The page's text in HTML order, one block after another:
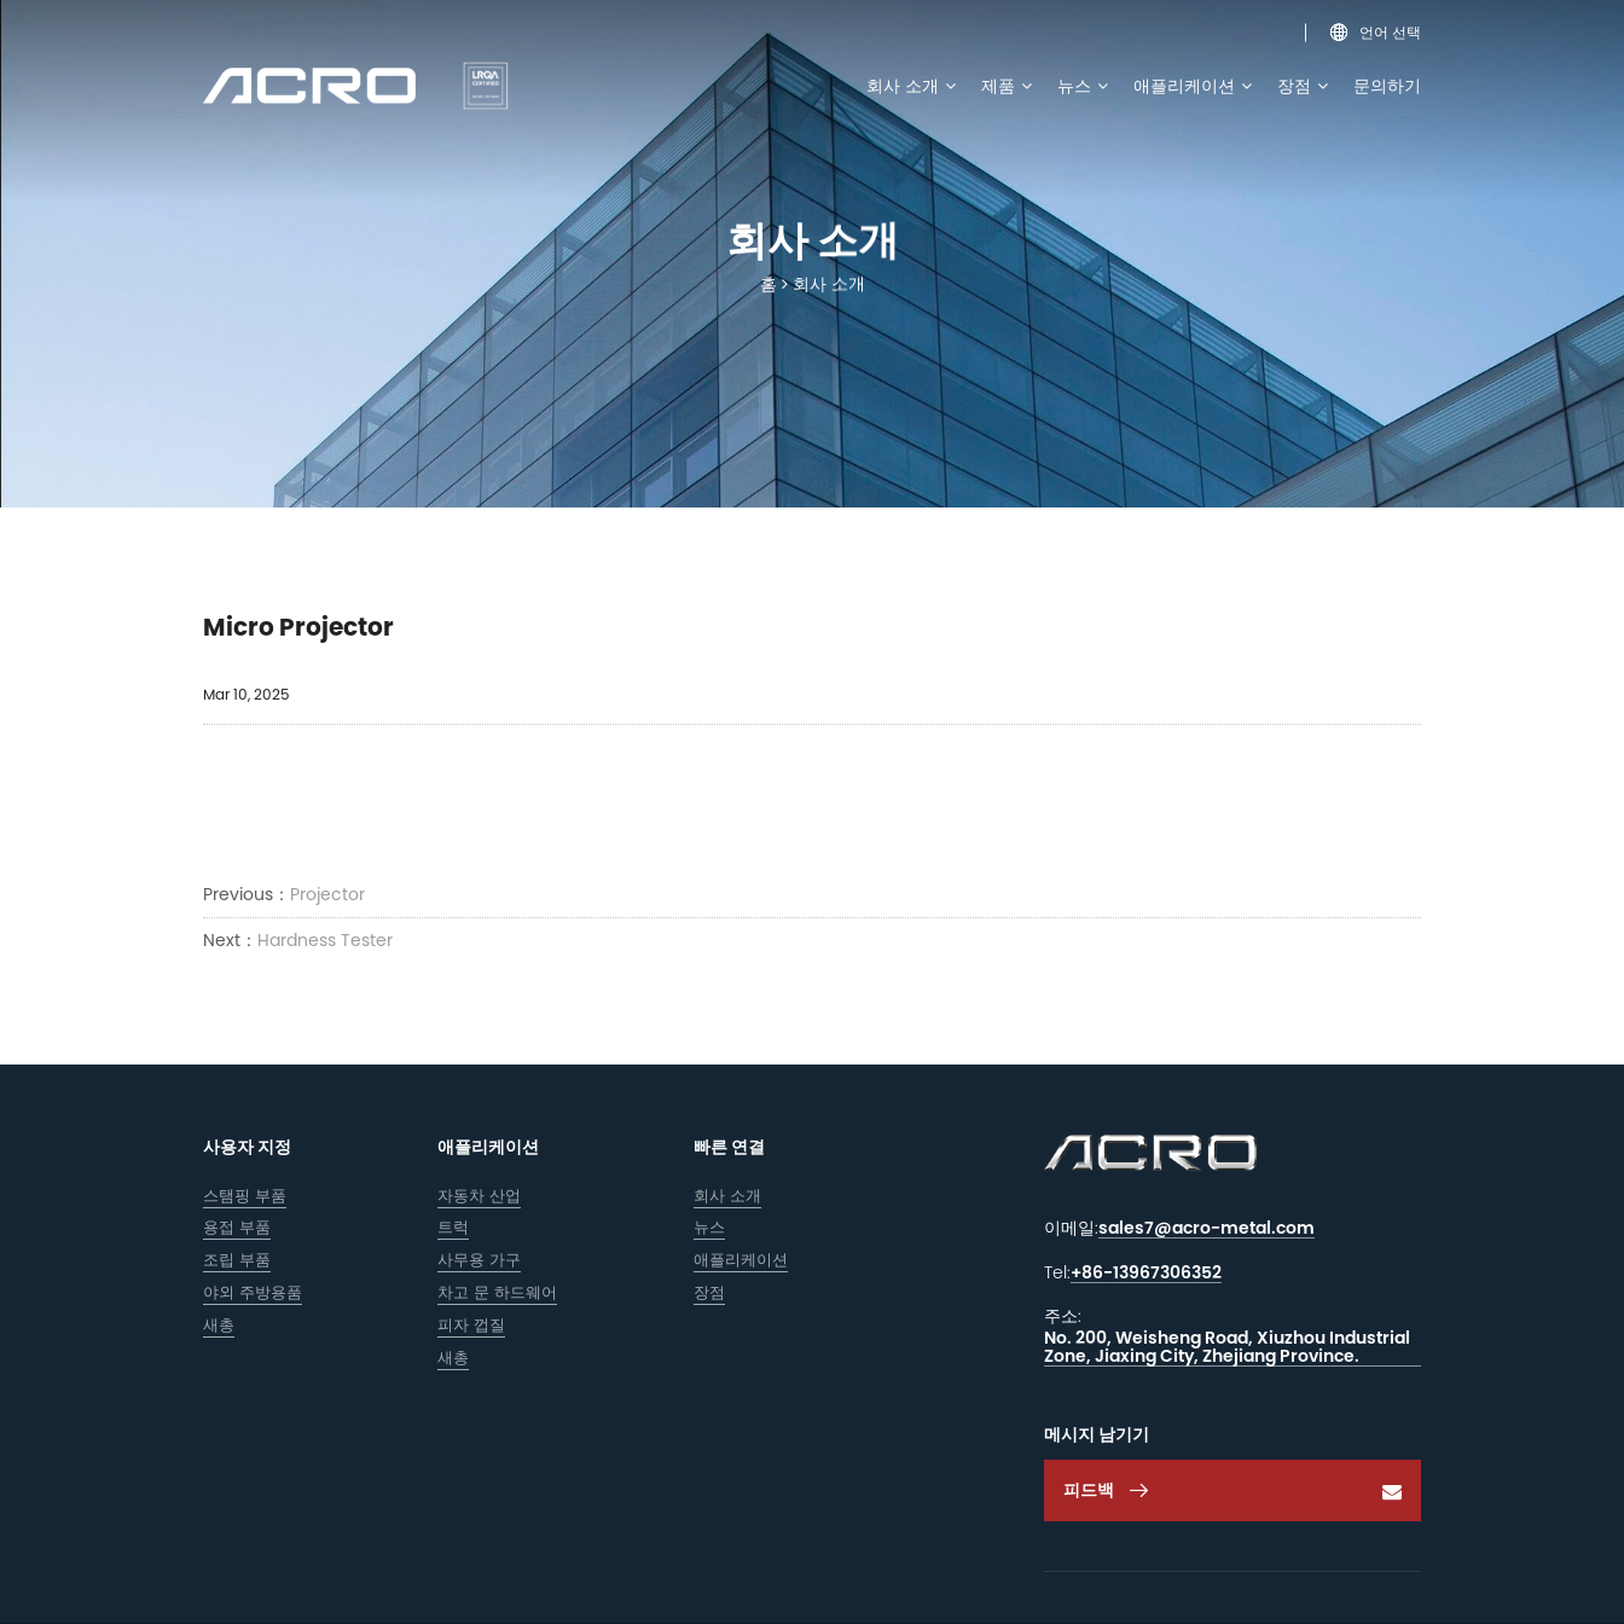
 언어 선택
회사 소개 제품 뉴스 애플리케이션 장점 문의하기
회사 소개
홈 회사 소개
Micro Projector
Mar 10, 2025
Previous： Projector
Next： Hardness Tester
사용자 지정
스탬핑 부품
용접 부품
조립 부품
야외 주방용품
새총
애플리케이션
자동차 산업
트럭
사무용 가구
차고 문 하드웨어
피자 껍질
새총
빠른 연결
회사 소개
뉴스
애플리케이션
장점
이메일:sales7@acro-metal.com
Tel:+86-13967306352
주소:
No. 200, Weisheng Road, Xiuzhou Industrial
Zone, Jiaxing City, Zhejiang Province.
메시지 남기기
피드백 